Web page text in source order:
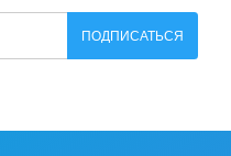
ПОДПИСАТЬСЯ